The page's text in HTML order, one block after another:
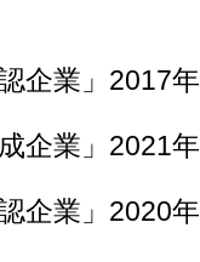
企業」2017
企業」2021
企業」2020